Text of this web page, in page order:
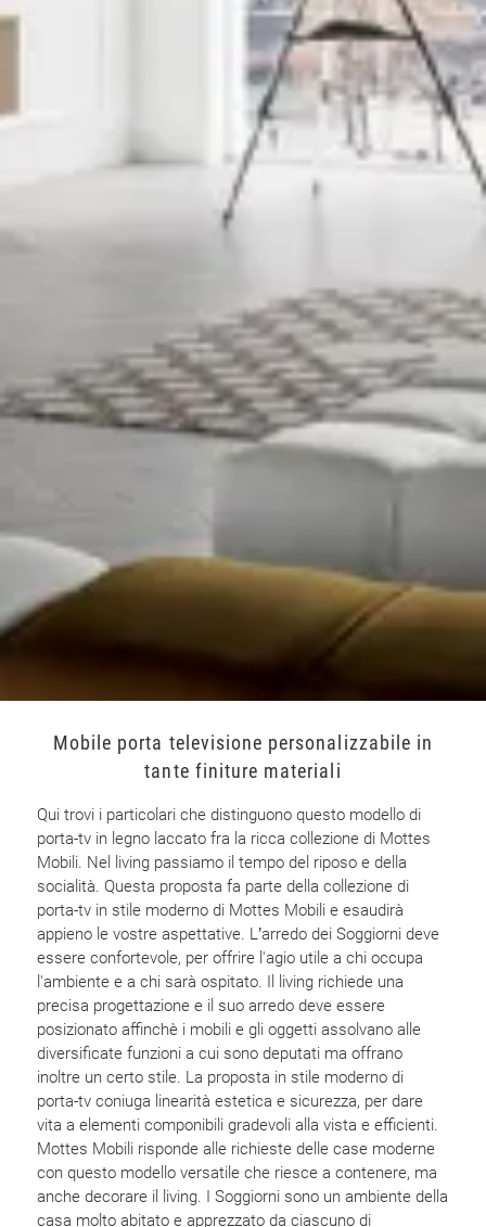
Mobile porta televisione personalizzabile in
tante finiture materiali
Qui trovi i particolari che distinguono questo modello di
porta-tv in legno laccato fra la ricca collezione di Mottes
Mobili. Nel living passiamo il tempo del riposo e della
socialità. Questa proposta fa parte della collezione di
porta-tv in stile moderno di Mottes Mobili e esaudirà
appieno le vostre aspettative. L’arredo dei Soggiorni deve
essere confortevole, per offrire l'agio utile a chi occupa
l'ambiente e a chi sarà ospitato. Il living richiede una
precisa progettazione e il suo arredo deve essere
posizionato affinchè i mobili e gli oggetti assolvano alle
diversificate funzioni a cui sono deputati ma offrano
inoltre un certo stile. La proposta in stile moderno di
porta-tv coniuga linearità estetica e sicurezza, per dare
vita a elementi componibili gradevoli alla vista e efficienti.
Mottes Mobili risponde alle richieste delle case moderne
con questo modello versatile che riesce a contenere, ma
anche decorare il living. I Soggiorni sono un ambiente della
casa molto abitato e apprezzato da ciascuno di